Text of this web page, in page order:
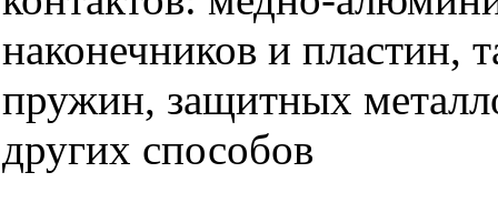
наконечников и пластин,
пружин, защитных
других способов